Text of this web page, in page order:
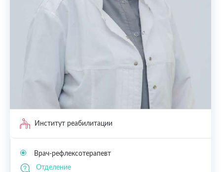
Институт реабилитации
Врач-рефлексотерапевт
Отделение